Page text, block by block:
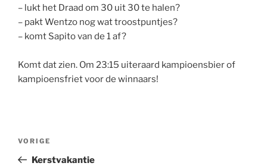
– lukt het Draad om 30 uit 30 te halen?
– pakt Wentzo nog wat troostpuntjes?
– komt Sapito van de 1 af?
Komt dat zien. Om 23:15 uiteraard kampioensbier of
kampioensfriet voor de winnaars!
Vorig
bericht
VORIGE
Kerstvakantie